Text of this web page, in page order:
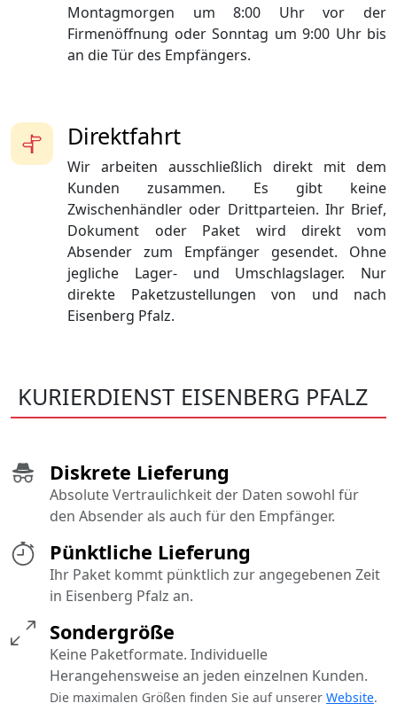
Direktfahrt
Wir arbeiten ausschließlich direkt mit dem
Kunden zusammen. Es gibt keine
Zwischenhändler oder Drittparteien. Ihr Brief,
Dokument oder Paket wird direkt vom
Absender zum Empfänger gesendet. Ohne
jegliche Lager- und Umschlagslager. Nur
direkte Paketzustellungen von und nach
Eisenberg Pfalz.
Montagmorgen um 8:00 Uhr vor der
Firmenöffnung oder Sonntag um 9:00 Uhr bis
an die Tür des Empfängers.
KURIERDIENST EISENBERG PFALZ
Pünktliche Lieferung
Ihr Paket kommt pünktlich zur angegebenen Zeit
in Eisenberg Pfalz an.
Diskrete Lieferung
Absolute Vertraulichkeit der Daten sowohl für
den Absender als auch für den Empfänger.
Sondergröße
Keine Paketformate. Individuelle
Herangehensweise an jeden einzelnen Kunden.
Die maximalen Größen finden Sie auf unserer Website.